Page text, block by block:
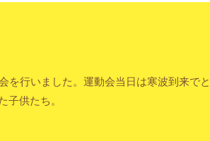
を行いました。運動会当日は寒波到来で
子供たち。